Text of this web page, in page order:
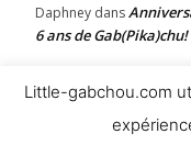
Daphney dans
6 ans de Gab(Pika)chu!
Camille dans
Fête
pour les 4 ans de
Little-gabchou.com